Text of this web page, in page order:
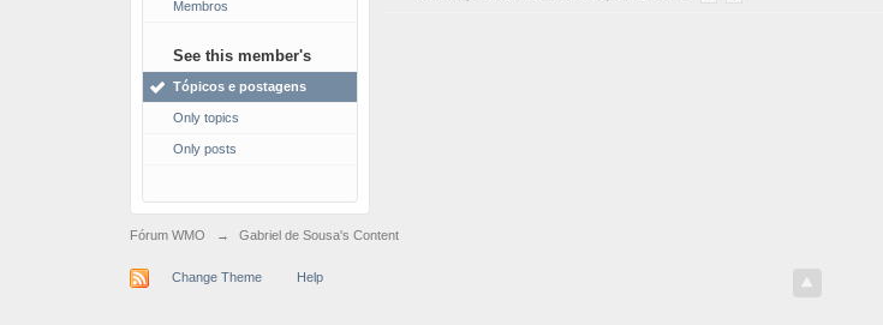
Membros
See this member's
Tópicos e postagens
Only topics
Only posts
Fórum WMO → Gabriel de Sousa's Content
Change Theme Help